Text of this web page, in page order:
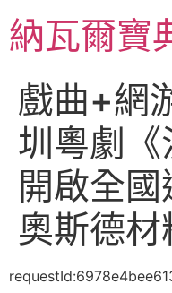
至
主納瓦爾寶
戲曲+網
圳粵劇《
開啟全
奧斯德